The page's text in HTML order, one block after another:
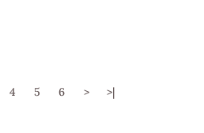
4 5 6 > >|